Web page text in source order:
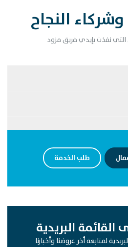
وشركاء النجاح
التي نفذت بإيدي فريق مزود
طلب الخدمة
القائمة البريدية
لمتابعة أخر عروضنا وأخبارنا